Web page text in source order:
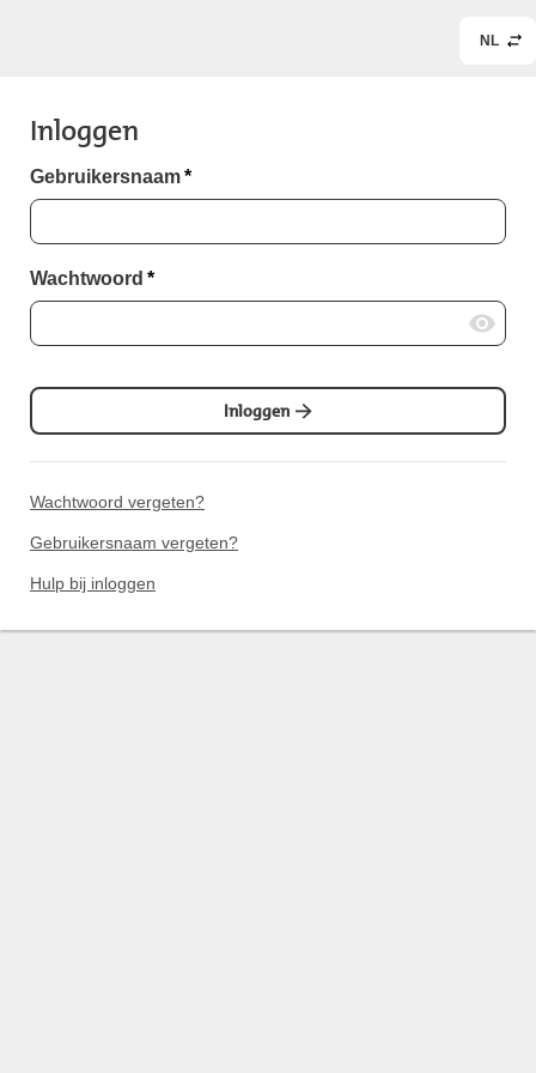
NL
Inloggen
Gebruikersnaam*
Wachtwoord *
Inloggen
Wachtwoord vergeten?
Gebruikersnaam vergeten?
Hulp bij inloggen